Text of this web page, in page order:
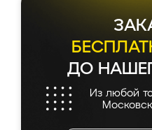
ДО
Из любой